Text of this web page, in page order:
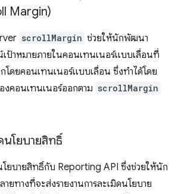
Margin)
scrollMargin ช่วยให้นักพัฒนา
ป้าหมายภายในคอนเทนเนอร์แบบเลื่อนที่
ดยคอนเทนเนอร์แบบเลื่อน ซึ่งทำได้โดย
งคอนเทนเนอร์ออกตาม scrollMargin
นโยบายสิทธิ์
โยบายสิทธิ์กับ Reporting API ซึ่งช่วยให้นัก
ยทางที่จะส่งรายงานการละเมิดนโยบาย